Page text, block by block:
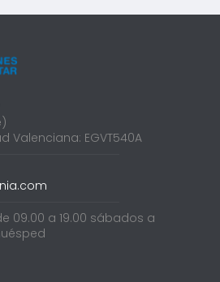
Valenciana: EGVT540A
09.00 a 19.00 sábados a